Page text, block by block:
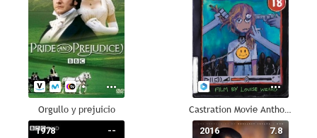
Orgullo y prejuicio Castration Movie Anthology II: The Best of Both Worlds
--
1978 7.8
2016